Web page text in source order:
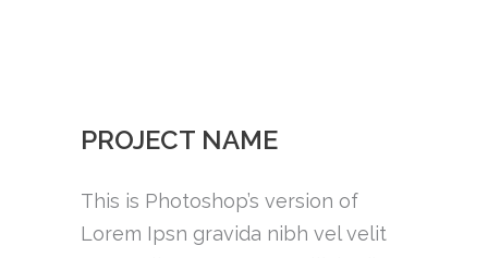
PROJECT NAME
This is Photoshop’s version of
Lorem Ipsn gravida nibh vel velit